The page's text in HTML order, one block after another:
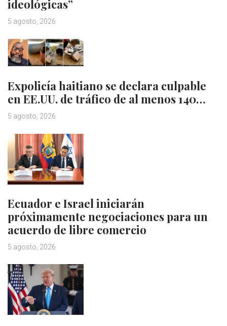
ideológicas”
5 agosto, 2026
Expolicía haitiano se declara culpable
en EE.UU. de tráfico de al menos 140…
5 agosto, 2026
Ecuador e Israel iniciarán
próximamente negociaciones para un
acuerdo de libre comercio
5 agosto, 2026